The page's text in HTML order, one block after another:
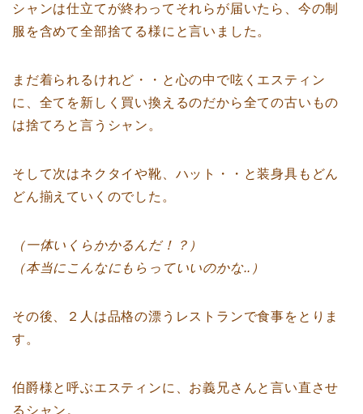
シャンは仕立てが終わってそれらが届いたら、今の制
服を含めて全部捨てる様にと言いました。
まだ着られるけれど・・と心の中で呟くエスティン
に、全てを新しく買い換えるのだから全ての古いもの
は捨てろと言うシャン。
そして次はネクタイや靴、ハット・・と装身具もどん
どん揃えていくのでした。
（一体いくらかかるんだ！？）
（本当にこんなにもらっていいのかな..）
その後、２人は品格の漂うレストランで食事をとりま
す。
伯爵様と呼ぶエスティンに、お義兄さんと言い直させ
るシャン。